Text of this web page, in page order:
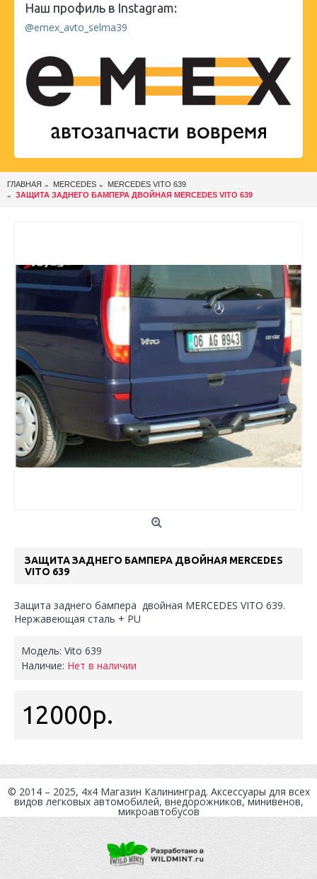
Наш профиль в Instagram:
@emex_avto_selma39
ГЛАВНАЯ MERCEDES
MERCEDES VITO 639
ЗАЩИТА ЗАДНЕГО БАМПЕРА ДВОЙНАЯ MERCEDES VITO 639
ЗАЩИТА ЗАДНЕГО БАМПЕРА ДВОЙНАЯ MERCEDES
VITO 639
Защита заднего бампера двойная MERCEDES VITO 639.
Нержавеющая сталь + PU
Модель: Vito 639
Наличие: Нет в наличии
12000р.
© 2014 – 2025, 4x4 Магазин Калининград. Аксессуары для всех
видов легковых автомобилей, внедорожников, минивенов,
микроавтобусов